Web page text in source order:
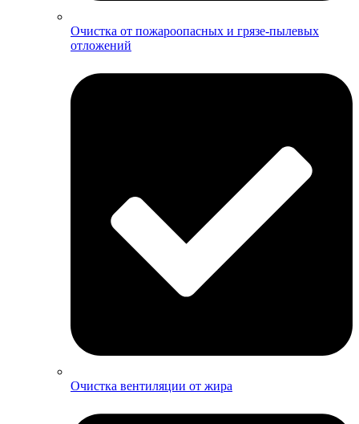
Очистка от пожароопасных и грязе-пылевых
отложений
Очистка вентиляции от жира